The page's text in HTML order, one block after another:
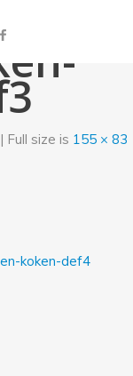
| Full size is 155 × 83
koken-def4